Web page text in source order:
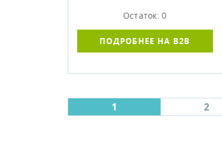
Остаток: 0
ПОДРОБНЕЕ НА B2B
1 2